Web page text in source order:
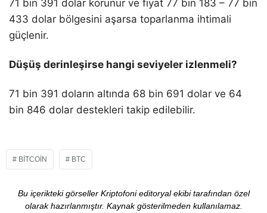
71 bin 391 dolar korunur ve fiyat 77 bin 183 – 77 bin
433 dolar bölgesini aşarsa toparlanma ihtimali
güçlenir.
Düşüş derinleşirse hangi seviyeler izlenmeli?
71 bin 391 doların altında 68 bin 691 dolar ve 64
bin 846 dolar destekleri takip edilebilir.
BITCOIN BTC
Bu içerikteki görseller Kriptofoni editoryal ekibi tarafından özel
olarak hazırlanmıştır. Kaynak gösterilmeden kullanılamaz.